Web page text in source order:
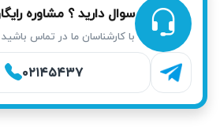
خدمات آریابهکار برای تعمیر
جنت آباد
سوال دارید ؟ مشاوره
با کارشناسان ما در تماس باشید
۰۲۱۴۵۴۳۷